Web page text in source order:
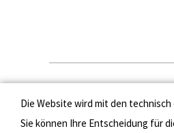
Die Website wird mit den
Sie können Ihre Entscheidung für